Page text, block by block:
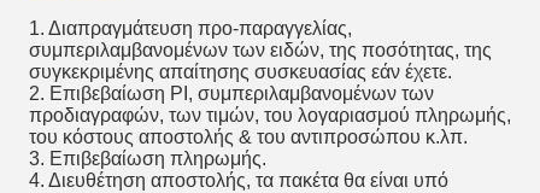
1. Διαπραγμάτευση προ-παραγγελίας,
συμπεριλαμβανομένων των ειδών, της ποσότητας, της
συγκεκριμένης απαίτησης συσκευασίας εάν έχετε.
2. Επιβεβαίωση PI, συμπεριλαμβανομένων των
προδιαγραφών, των τιμών, του λογαριασμού πληρωμής,
του κόστους αποστολής & του αντιπροσώπου κ.λπ.
3. Επιβεβαίωση πληρωμής.
4. Διευθέτηση αποστολής, τα πακέτα θα είναι υπό